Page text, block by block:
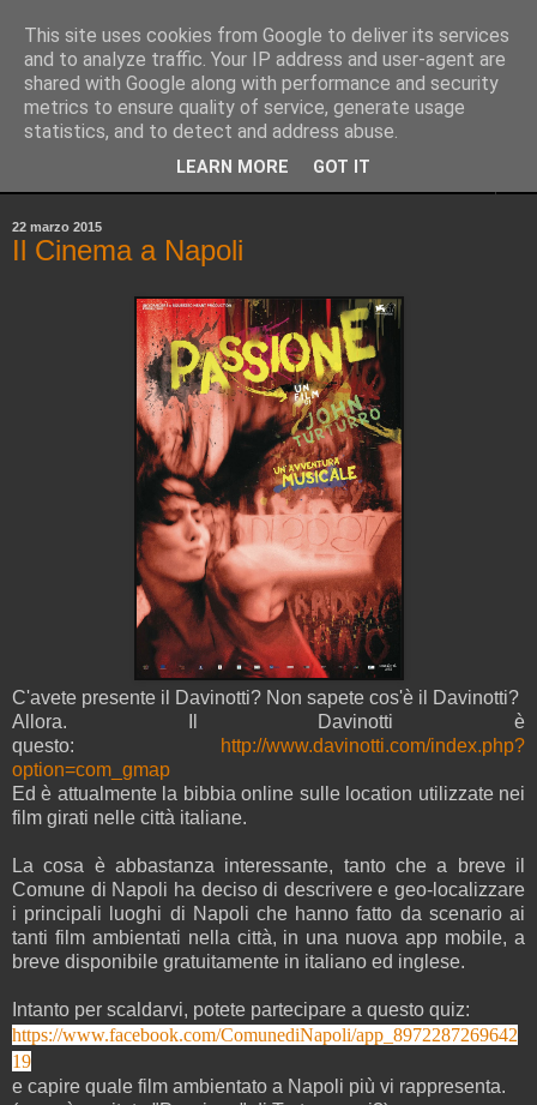
Pinellus
Pensieri in streaming, rigorosamente random.
22 marzo 2015
Il Cinema a Napoli
C'avete presente il Davinotti? Non sapete cos'è il Davinotti?
Allora. Il Davinotti è
questo:
http://www.davinotti.com/index.php?
option=com_gmap
Ed è attualmente la bibbia online sulle location utilizzate nei
film girati nelle città italiane.
La cosa è abbastanza interessante, tanto che a breve il
Comune di Napoli ha deciso di descrivere e geo-localizzare
i principali luoghi di Napoli che hanno fatto da scenario ai
tanti film ambientati nella città, in una nuova app mobile, a
breve disponibile gratuitamente in italiano ed inglese.
Intanto per scaldarvi, potete partecipare a questo quiz:
https://www.facebook.com/ComunediNapoli/app_8972287269642
19
e capire quale film ambientato a Napoli più vi rappresenta.
This site uses cookies from Google to deliver its services
and to analyze traffic. Your IP address and user-agent are
shared with Google along with performance and security
metrics to ensure quality of service, generate usage
statistics, and to detect and address abuse.
LEARN MORE GOT IT